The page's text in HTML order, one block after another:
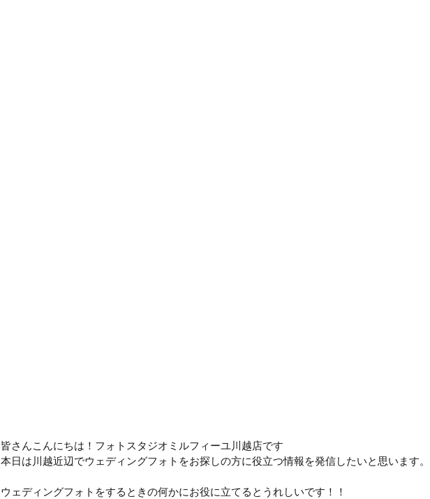
皆さんこんにちは！フォトスタジオミルフィーユ川越店です
本日は川越近辺でウェディングフォトをお探しの方に役立つ情報を発信したいと思います。
ウェディングフォトをするときの何かにお役に立てるとうれしいです！！